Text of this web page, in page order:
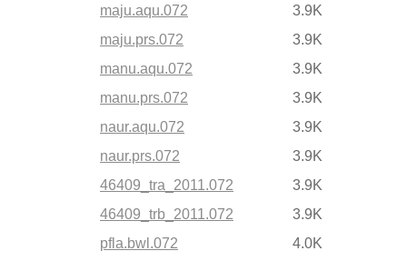
maju.aqu.072
3.9K
maju.prs.072
3.9K
manu.aqu.072
3.9K
manu.prs.072
3.9K
naur.aqu.072
3.9K
naur.prs.072
3.9K
46409_tra_2011.072
3.9K
46409_trb_2011.072
3.9K
pfla.bwl.072
4.0K